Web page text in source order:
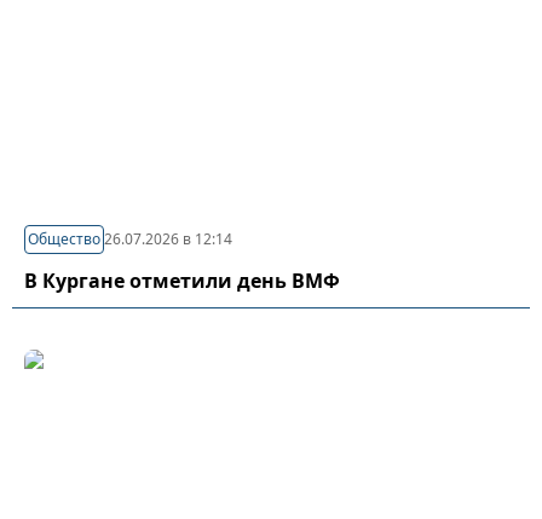
Общество26.07.2026 в 12:14
В Кургане отметили день ВМФ